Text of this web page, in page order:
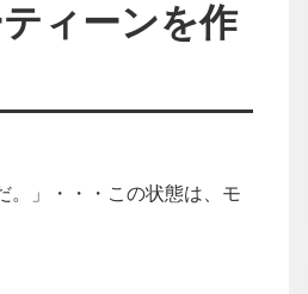
ィーンを作
。」・・・この状態は、モ